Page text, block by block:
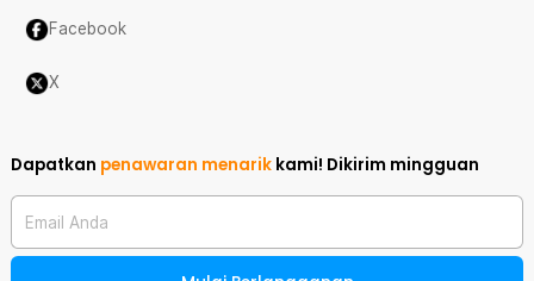
Facebook
X
Dapatkan penawaran menarik kami! Dikirim mingguan
Email Anda